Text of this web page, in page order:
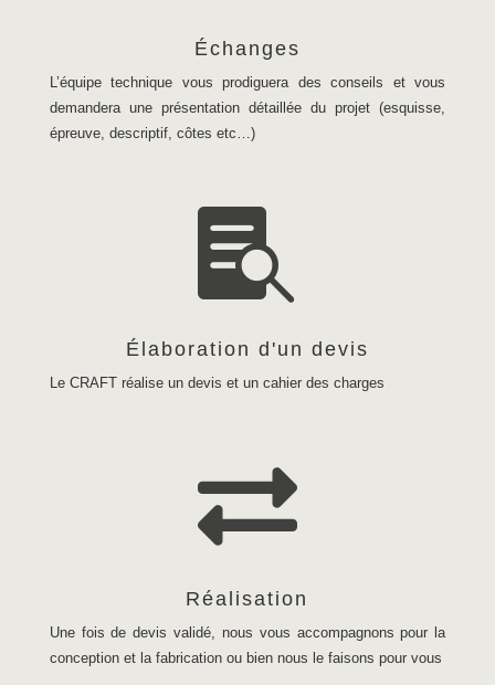
Échanges
L’équipe technique vous prodiguera des conseils et vous
demandera une présentation détaillée du projet (esquisse,
épreuve, descriptif, côtes etc…)

Élaboration d'un devis
Le CRAFT réalise un devis et un cahier des charges

Réalisation
Une fois de devis validé, nous vous accompagnons pour la
conception et la fabrication ou bien nous le faisons pour vous